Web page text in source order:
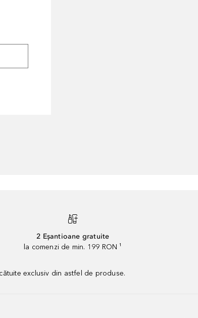
2 Eșantioane gratuite
la comenzi de min. 199 RON ¹
exclusiv din astfel de produse.